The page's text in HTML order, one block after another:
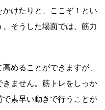
けたりと、ここぞ！とい
そうした場面では、筋力
めることができますが、
ません。筋トレをしっか
素早い動きで行うことが